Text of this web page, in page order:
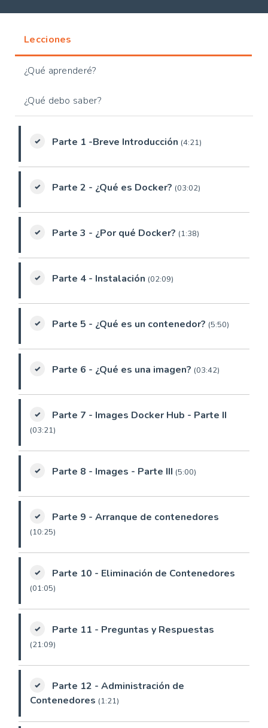
Lecciones
¿Qué aprenderé?
¿Qué debo saber?
Parte 1 -Breve Introducción (4:21)
Parte 2 - ¿Qué es Docker? (03:02)
Parte 3 - ¿Por qué Docker? (1:38)
Parte 4 - Instalación (02:09)
Parte 5 - ¿Qué es un contenedor? (5:50)
Parte 6 - ¿Qué es una imagen? (03:42)
Parte 7 - Images Docker Hub - Parte II
(03:21)
Parte 8 - Images - Parte III (5:00)
Parte 9 - Arranque de contenedores
(10:25)
Parte 10 - Eliminación de Contenedores
(01:05)
Parte 11 - Preguntas y Respuestas
(21:09)
Parte 12 - Administración de
Contenedores (1:21)